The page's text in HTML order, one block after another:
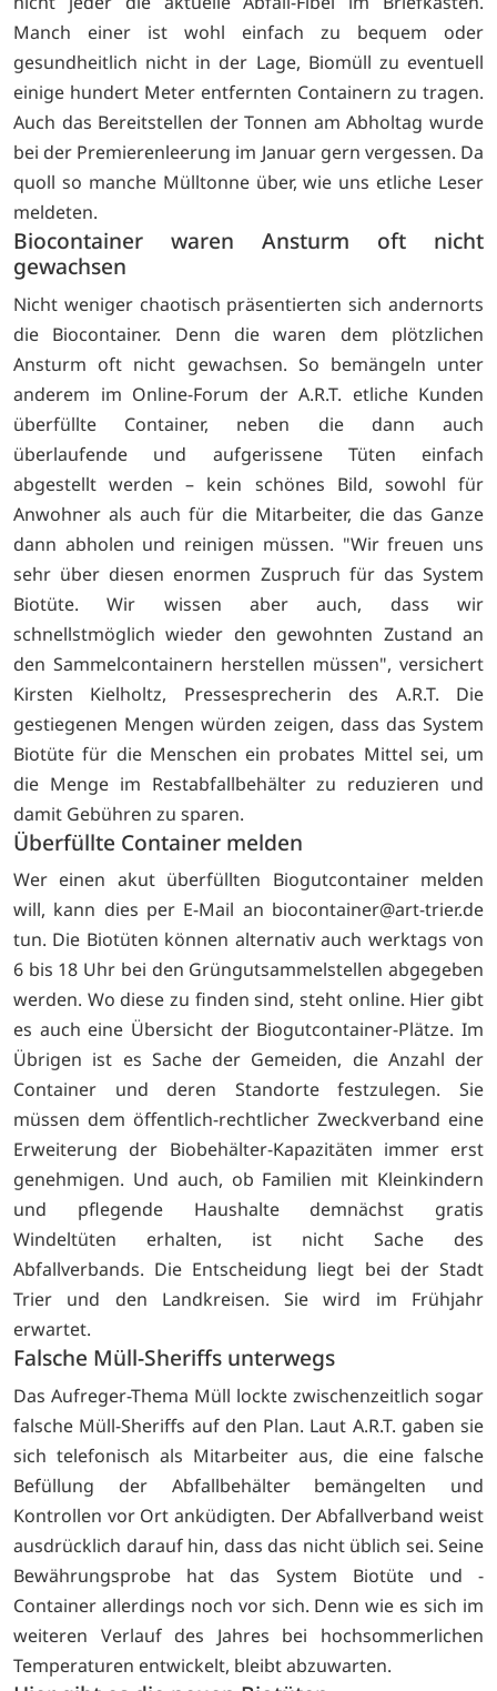
Manch einer ist wohl einfach zu bequem oder
gesundheitlich nicht in der Lage, Biomüll zu eventuell
einige hundert Meter entfernten Containern zu tragen.
Auch das Bereitstellen der Tonnen am Abholtag wurde
bei der Premierenleerung im Januar gern vergessen. Da
quoll so manche Mülltonne über, wie uns etliche Leser
meldeten.
Biocontainer waren Ansturm oft nicht
gewachsen
Nicht weniger chaotisch präsentierten sich andernorts
die Biocontainer. Denn die waren dem plötzlichen
Ansturm oft nicht gewachsen. So bemängeln unter
anderem im Online-Forum der A.R.T. etliche Kunden
überfüllte Container, neben die dann auch
überlaufende und aufgerissene Tüten einfach
abgestellt werden – kein schönes Bild, sowohl für
Anwohner als auch für die Mitarbeiter, die das Ganze
dann abholen und reinigen müssen. "Wir freuen uns
sehr über diesen enormen Zuspruch für das System
Biotüte. Wir wissen aber auch, dass wir
schnellstmöglich wieder den gewohnten Zustand an
den Sammelcontainern herstellen müssen", versichert
Kirsten Kielholtz, Pressesprecherin des A.R.T. Die
gestiegenen Mengen würden zeigen, dass das System
Biotüte für die Menschen ein probates Mittel sei, um
die Menge im Restabfallbehälter zu reduzieren und
damit Gebühren zu sparen.
Überfüllte Container melden
Wer einen akut überfüllten Biogutcontainer melden
will, kann dies per E-Mail an biocontainer@art-trier.de
tun. Die Biotüten können alternativ auch werktags von
6 bis 18 Uhr bei den Grüngutsammelstellen abgegeben
werden. Wo diese zu finden sind, steht online. Hier gibt
es auch eine Übersicht der Biogutcontainer-Plätze. Im
Übrigen ist es Sache der Gemeiden, die Anzahl der
Container und deren Standorte festzulegen. Sie
müssen dem öffentlich-rechtlicher Zweckverband eine
Erweiterung der Biobehälter-Kapazitäten immer erst
genehmigen. Und auch, ob Familien mit Kleinkindern
und pflegende Haushalte demnächst gratis
Windeltüten erhalten, ist nicht Sache des
Abfallverbands. Die Entscheidung liegt bei der Stadt
Trier und den Landkreisen. Sie wird im Frühjahr
erwartet.
Falsche Müll-Sheriffs unterwegs
Das Aufreger-Thema Müll lockte zwischenzeitlich sogar
falsche Müll-Sheriffs auf den Plan. Laut A.R.T. gaben sie
sich telefonisch als Mitarbeiter aus, die eine falsche
Befüllung der Abfallbehälter bemängelten und
Kontrollen vor Ort anküdigten. Der Abfallverband weist
ausdrücklich darauf hin, dass das nicht üblich sei. Seine
Bewährungsprobe hat das System Biotüte und -
Container allerdings noch vor sich. Denn wie es sich im
weiteren Verlauf des Jahres bei hochsommerlichen
Temperaturen entwickelt, bleibt abzuwarten.